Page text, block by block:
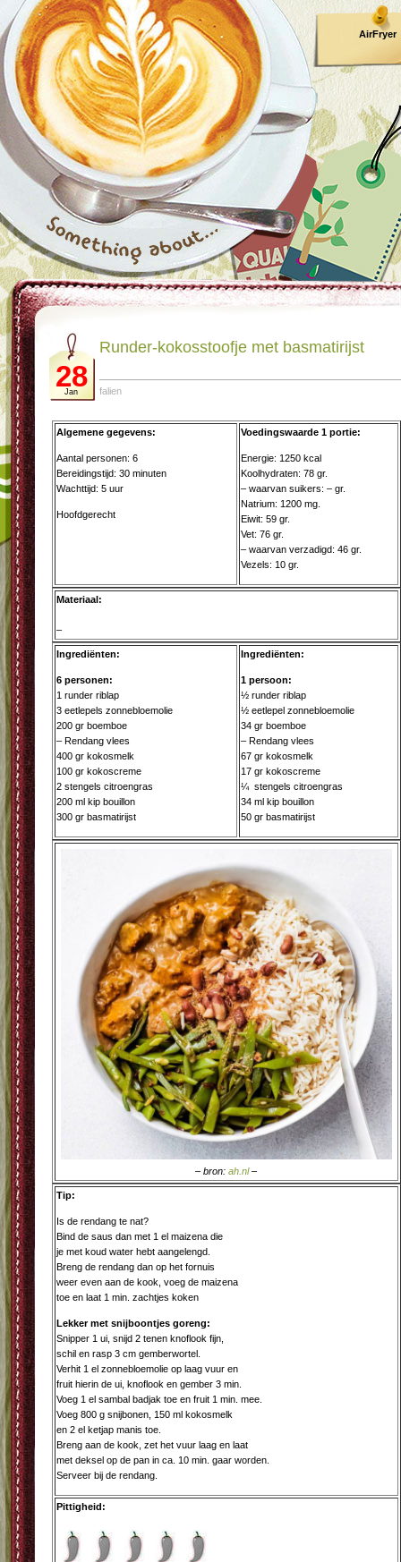
AirFryer
28
Jan
Runder-kokosstoofje met basmatirijst
falien
Algemene gegevens:
Aantal personen: 6
Bereidingstijd: 30 minuten
Wachttijd: 5 uur
Hoofdgerecht
Voedingswaarde 1 portie:
Energie: 1250 kcal
Koolhydraten: 78 gr.
– waarvan suikers: – gr.
Natrium: 1200 mg.
Eiwit: 59 gr.
Vet: 76 gr.
– waarvan verzadigd: 46 gr.
Vezels: 10 gr.
Materiaal:
–
Ingrediënten:
6 personen:
1 runder riblap
3 eetlepels zonnebloemolie
200 gr boemboe
– Rendang vlees
400 gr kokosmelk
100 gr kokoscreme
2 stengels citroengras
200 ml kip bouillon
300 gr basmatirijst
Ingrediënten:
1 persoon:
½ runder riblap
½ eetlepel zonnebloemolie
34 gr boemboe
– Rendang vlees
67 gr kokosmelk
17 gr kokoscreme
¼ stengels citroengras
34 ml kip bouillon
50 gr basmatirijst
– bron:ah.nl–
Tip:
Is de rendang te nat?
Bind de saus dan met 1 el maizena die
je met koud water hebt aangelengd.
Breng de rendang dan op het fornuis
weer even aan de kook, voeg de maizena
toe en laat 1 min. zachtjes koken
Lekker met snijboontjes goreng:
Snipper 1 ui, snijd 2 tenen knoflook fijn,
schil en rasp 3 cm gemberwortel.
Verhit 1 el zonnebloemolie op laag vuur en
fruit hierin de ui, knoflook en gember 3 min.
Voeg 1 el sambal badjak toe en fruit 1 min. mee.
Voeg 800 g snijbonen, 150 ml kokosmelk
en 2 el ketjap manis toe.
Breng aan de kook, zet het vuur laag en laat
met deksel op de pan in ca. 10 min. gaar worden.
Serveer bij de rendang.
Pittigheid: